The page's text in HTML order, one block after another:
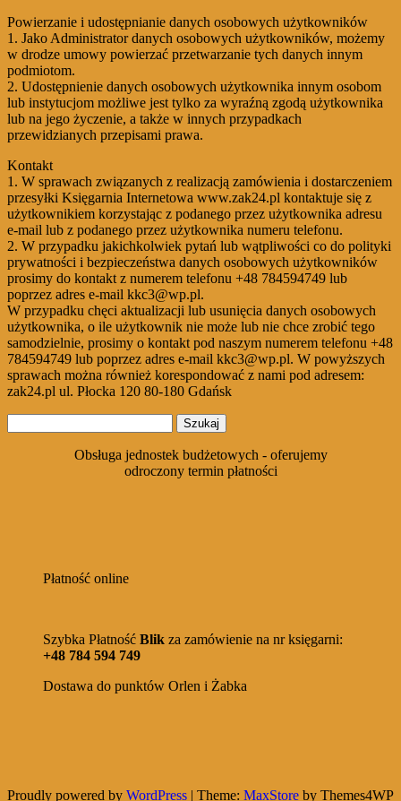
Powierzanie i udostępnianie danych osobowych użytkowników
1. Jako Administrator danych osobowych użytkowników, możemy
w drodze umowy powierzać przetwarzanie tych danych innym
podmiotom.
2. Udostępnienie danych osobowych użytkownika innym osobom
lub instytucjom możliwe jest tylko za wyraźną zgodą użytkownika
lub na jego życzenie, a także w innych przypadkach
przewidzianych przepisami prawa.
Kontakt
1. W sprawach związanych z realizacją zamówienia i dostarczeniem
przesyłki Księgarnia Internetowa www.zak24.pl kontaktuje się z
użytkownikiem korzystając z podanego przez użytkownika adresu
e-mail lub z podanego przez użytkownika numeru telefonu.
2. W przypadku jakichkolwiek pytań lub wątpliwości co do polityki
prywatności i bezpieczeństwa danych osobowych użytkowników
prosimy do kontakt z numerem telefonu +48 784594749 lub
poprzez adres e-mail kkc3@wp.pl.
W przypadku chęci aktualizacji lub usunięcia danych osobowych
użytkownika, o ile użytkownik nie może lub nie chce zrobić tego
samodzielnie, prosimy o kontakt pod naszym numerem telefonu +48
784594749 lub poprzez adres e-mail kkc3@wp.pl. W powyższych
sprawach można również korespondować z nami pod adresem:
zak24.pl ul. Płocka 120 80-180 Gdańsk
Obsługa jednostek budżetowych - oferujemy
odroczony termin płatności
Płatność online
Szybka Płatność Blik za zamówienie na nr księgarni:
+48 784 594 749
Dostawa do punktów Orlen i Żabka
Proudly powered by WordPress | Theme: MaxStore by Themes4WP